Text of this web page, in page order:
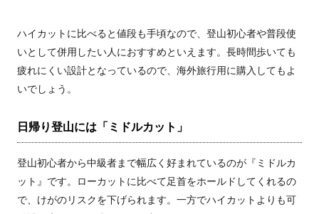
ハイカットに比べると値段も手頃なので、登山初心者や普段使
いとして併用したい人におすすめといえます。長時間歩いても
疲れにくい設計となっているので、海外旅行用に購入してもよ
いでしょう。
日帰り登山には「ミドルカット」
登山初心者から中級者まで幅広く好まれているのが『ミドルカ
ット』です。ローカットに比べて足首をホールドしてくれるの
で、けがのリスクを下げられます。一方でハイカットよりも可